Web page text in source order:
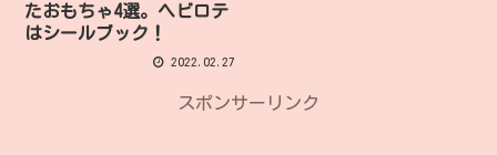
たおもちゃ4選。ヘビロテ
はシールブック！
2022.02.27
スポンサーリンク